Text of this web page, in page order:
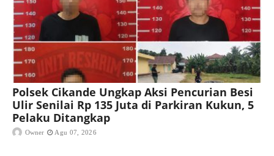
Polsek Cikande Ungkap Aksi Pencurian Besi
Ulir Senilai Rp 135 Juta di Parkiran Kukun, 5
Pelaku Ditangkap
Owner Agu 07, 2026